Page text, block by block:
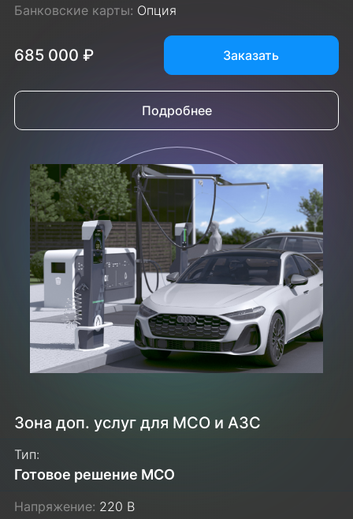
Банковские карты: Опция
685 000 ₽ Заказать
Подробнее
Зона доп. услуг для МСО и АЗС
Тип:
Готовое решение МСО
Напряжение: 220 В